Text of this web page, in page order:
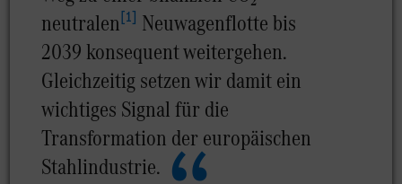
neutralen[1] Neuwagenflotte bis
2039 konsequent weitergehen.
Gleichzeitig setzen wir damit ein
wichtiges Signal für die
Transformation der europäischen
Stahlindustrie.